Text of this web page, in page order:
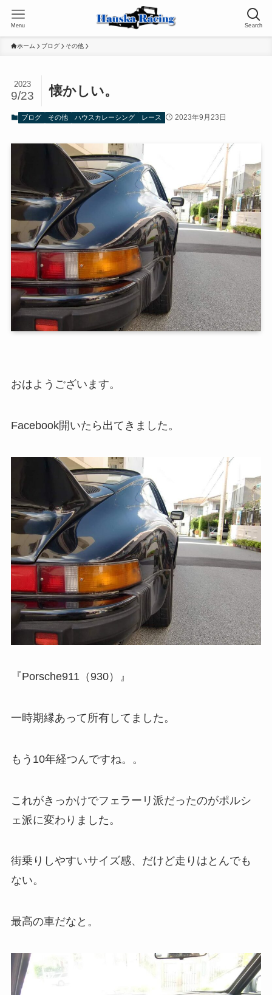
Search
Menu
ホーム ブログ その他
懐かしい。
2023
9/23
ブログ その他 ハウスカレーシング レース 2023年9月23日
おはようございます。
Facebook開いたら出てきました。
『Porsche911（930）』
一時期縁あって所有してました。
もう10年経つんですね。。
これがきっかけでフェラーリ派だったのがポルシ
ェ派に変わりました。
街乗りしやすいサイズ感、だけど走りはとんでも
ない。
最高の車だなと。